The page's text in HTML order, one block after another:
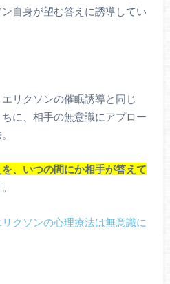
自身が望む答えに誘導してい
リクソンの催眠誘導と同じ
に、相手の無意識にアプロー
、いつの間にか相手が答えて
クソンの心理療法は無意識に